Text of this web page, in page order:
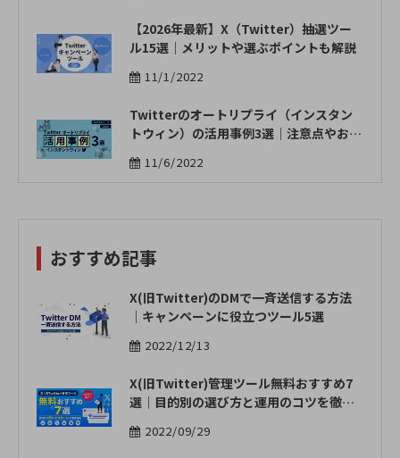
【2026年最新】X（Twitter）抽選ツー
ル15選｜メリットや選ぶポイントも解説
11/1/2022
Twitterのオートリプライ（インスタン
トウィン）の活用事例3選｜注意点やおす
11/6/2022
おすすめ記事
X(旧Twitter)のDMで一斉送信する方法
｜キャンペーンに役立つツール5選
2022/12/13
X(旧Twitter)管理ツール無料おすすめ7
選｜目的別の選び方と運用のコツを徹底
2022/09/29